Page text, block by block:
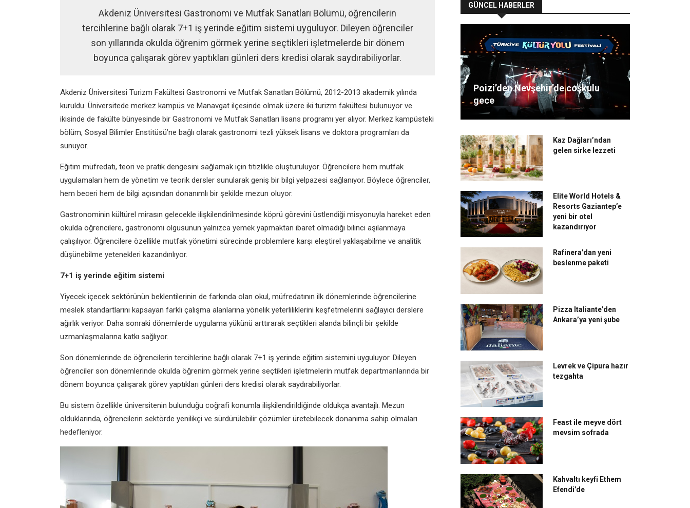
Akdeniz Üniversitesi Gastronomi ve Mutfak Sanatları Bölümü, öğrencilerin
tercihlerine bağlı olarak 7+1 iş yerinde eğitim sistemi uyguluyor. Dileyen öğrenciler
son yıllarında okulda öğrenim görmek yerine seçtikleri işletmelerde bir dönem
boyunca çalışarak görev yaptıkları günleri ders kredisi olarak saydırabiliyorlar.
Akdeniz Üniversitesi Turizm Fakültesi Gastronomi ve Mutfak Sanatları Bölümü, 2012-2013 akademik yılında
kuruldu. Üniversitede merkez kampüs ve Manavgat ilçesinde olmak üzere iki turizm fakültesi bulunuyor ve
ikisinde de fakülte bünyesinde bir Gastronomi ve Mutfak Sanatları lisans programı yer alıyor. Merkez kampüsteki
bölüm, Sosyal Bilimler Enstitüsü’ne bağlı olarak gastronomi tezli yüksek lisans ve doktora programları da
sunuyor.
Eğitim müfredatı, teori ve pratik dengesini sağlamak için titizlikle oluşturuluyor. Öğrencilere hem mutfak
uygulamaları hem de yönetim ve teorik dersler sunularak geniş bir bilgi yelpazesi sağlanıyor. Böylece öğrenciler,
hem beceri hem de bilgi açısından donanımlı bir şekilde mezun oluyor.
Gastronominin kültürel mirasın gelecekle ilişkilendirilmesinde köprü görevini üstlendiği misyonuyla hareket eden
okulda öğrencilere, gastronomi olgusunun yalnızca yemek yapmaktan ibaret olmadığı bilinci aşılanmaya
çalışılıyor. Öğrencilere özellikle mutfak yönetimi sürecinde problemlere karşı eleştirel yaklaşabilme ve analitik
düşünebilme yetenekleri kazandırılıyor.
7+1 iş yerinde eğitim sistemi
Yiyecek içecek sektörünün beklentilerinin de farkında olan okul, müfredatının ilk dönemlerinde öğrencilerine
meslek standartlarını kapsayan farklı çalışma alanlarına yönelik yeterliliklerini keşfetmelerini sağlayıcı derslere
ağırlık veriyor. Daha sonraki dönemlerde uygulama yükünü arttırarak seçtikleri alanda bilinçli bir şekilde
uzmanlaşmalarına katkı sağlıyor.
Son dönemlerinde de öğrencilerin tercihlerine bağlı olarak 7+1 iş yerinde eğitim sistemini uyguluyor. Dileyen
öğrenciler son dönemlerinde okulda öğrenim görmek yerine seçtikleri işletmelerin mutfak departmanlarında bir
dönem boyunca çalışarak görev yaptıkları günleri ders kredisi olarak saydırabiliyorlar.
Bu sistem özellikle üniversitenin bulunduğu coğrafi konumla ilişkilendirildiğinde oldukça avantajlı. Mezun
olduklarında, öğrencilerin sektörde yenilikçi ve sürdürülebilir çözümler üretebilecek donanıma sahip olmaları
hedefleniyor.
GÜNCEL HABERLER
Poizi’den Nevşehir’de coşkulu
gece
Kaz Dağları’ndan
gelen sirke lezzeti
Elite World Hotels &
Resorts Gaziantep’e
yeni bir otel
kazandırıyor
Rafinera’dan yeni
beslenme paketi
Pizza Italiante’den
Ankara’ya yeni şube
Levrek ve Çipura hazır
tezgahta
Feast ile meyve dört
mevsim sofrada
Kahvaltı keyfi Ethem
Efendi’de